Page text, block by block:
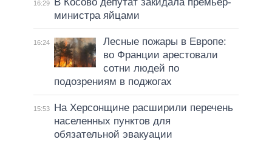
16:29
министра яйцами
16:24
Лесные пожары в Европе:
во Франции арестовали
сотни людей по
подозрениям в поджогах
15:53
На Херсонщине расширили перечень
населенных пунктов для
обязательной эвакуации